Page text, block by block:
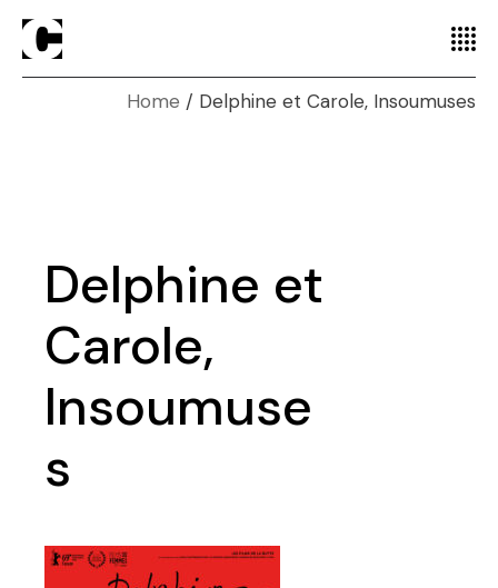
Home Delphine et Carole, Insoumuses
Delphine et
Carole,
Insoumuse
s